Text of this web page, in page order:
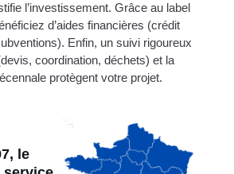
l’investissement. Grâce au label
d’aides financières (crédit
Enfin, un suivi rigoureux
coordination, déchets) et la
protègent votre projet.
le